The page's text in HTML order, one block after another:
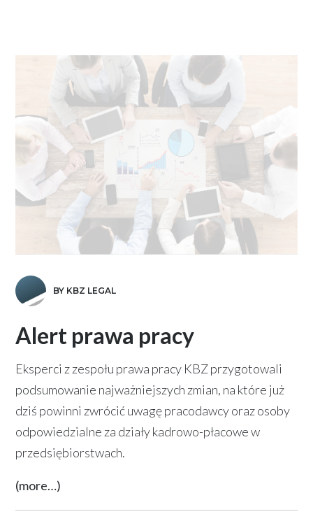
BY KBZ LEGAL
Alert prawa pracy
Eksperci z zespołu prawa pracy KBZ przygotowali
podsumowanie najważniejszych zmian, na które już
dziś powinni zwrócić uwagę pracodawcy oraz osoby
odpowiedzialne za działy kadrowo-płacowe w
przedsiębiorstwach.
(more…)